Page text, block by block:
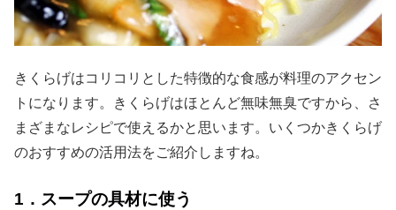
きくらげはコリコリとした特徴的な食感が料理のアクセン
トになります。きくらげはほとんど無味無臭ですから、さ
まざまなレシピで使えるかと思います。いくつかきくらげ
のおすすめの活用法をご紹介しますね。
1．スープの具材に使う